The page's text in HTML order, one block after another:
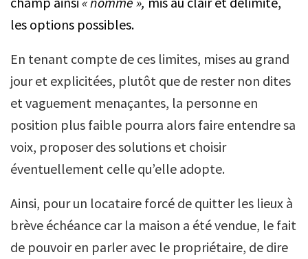
les options possibles.
En tenant compte de ces limites, mises au grand
jour et explicitées, plutôt que de rester non dites
et vaguement menaçantes, la personne en
position plus faible pourra alors faire entendre sa
voix, proposer des solutions et choisir
éventuellement celle qu’elle adopte.
Ainsi, pour un locataire forcé de quitter les lieux à
brève échéance car la maison a été vendue, le fait
de pouvoir en parler avec le propriétaire, de dire